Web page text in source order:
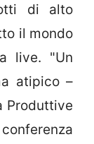
di alto
il mondo
live. "Un
atipico –
Produttive